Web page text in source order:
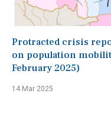
Protracted crisis
on population
February 2025)
14 Mar 2025